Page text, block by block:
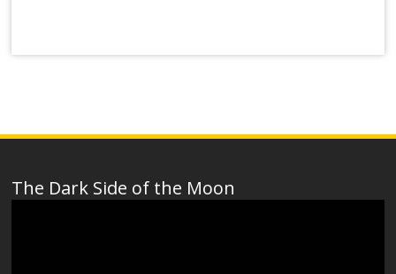
The Dark Side of the Moon